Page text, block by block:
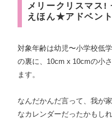
メリークリスマス!
えほん★アドベン
対象年齢は幼児〜小学校低
の裏に、10cm x 10cmの小
ます。
なんだかんだ言って、我が
なカレンダーだったかもしれ